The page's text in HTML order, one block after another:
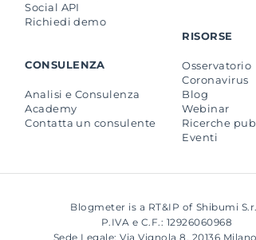
Social API
Richiedi demo
CONSULENZA
Analisi e Consulenza
Academy
Contatta un consulente
RISORSE
Osservatorio
Coronavirus
Blog
Webinar
Ricerche
Eventi
Blogmeter is a RT&IP of Shibumi
P.IVA e C.F.: 12926060968
Sede Legale: Via Vignola 8, 20136